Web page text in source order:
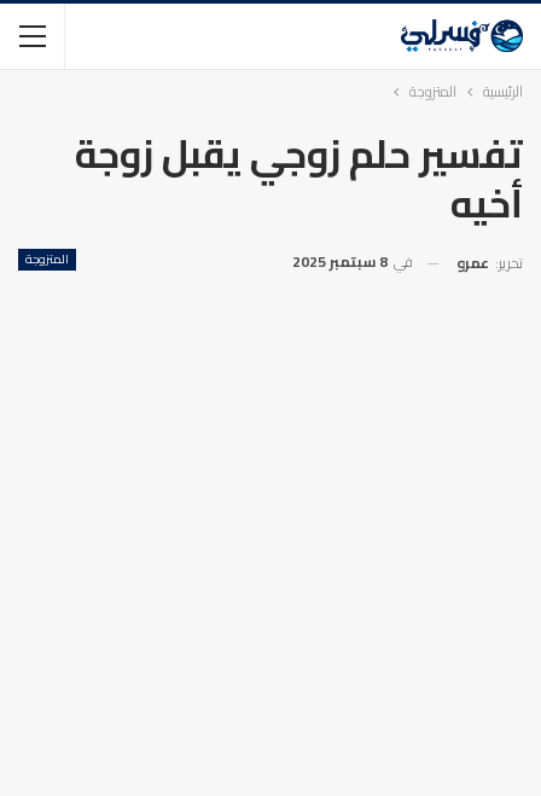
الرئيسية المتزوجة
تفسير حلم زوجي يقبل زوجة
أخيه
المتزوجة تحرير: عمرو في 8 سبتمبر 2025